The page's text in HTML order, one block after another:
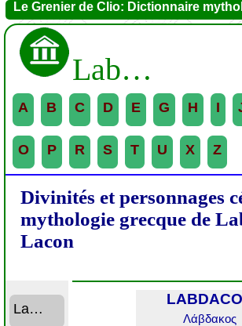
Le Grenier de Clio: Dictionnaire
Lab…
A B C D E G H I
O P R S T U X Z
Divinités et personnages
mythologie grecque de
Lacon
La…
Λάβδακος